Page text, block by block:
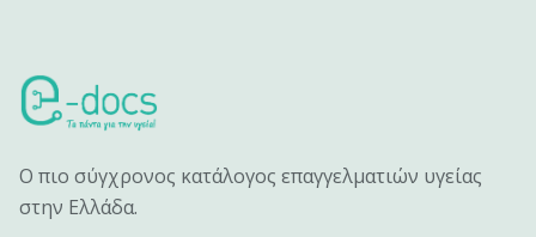
Ο πιο σύγχρονος κατάλογος επαγγελματιών υγείας
στην Ελλάδα.